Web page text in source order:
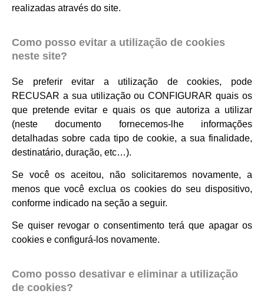
realizadas através do site.
Como posso evitar a utilização de cookies
neste site?
Se preferir evitar a utilização de cookies, pode
RECUSAR a sua utilização ou CONFIGURAR quais os
que pretende evitar e quais os que autoriza a utilizar
(neste documento fornecemos-lhe informações
detalhadas sobre cada tipo de cookie, a sua finalidade,
destinatário, duração, etc…).
Se você os aceitou, não solicitaremos novamente, a
menos que você exclua os cookies do seu dispositivo,
conforme indicado na seção a seguir.
Se quiser revogar o consentimento terá que apagar os
cookies e configurá-los novamente.
Como posso desativar e eliminar a utilização
de cookies?